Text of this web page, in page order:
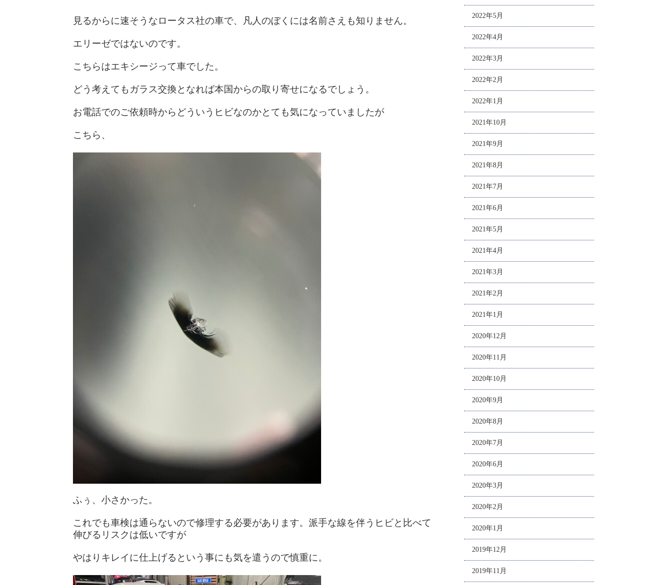
見るからに速そうなロータス社の車で、凡人のぼくには名前さえも知りません。
エリーゼではないのです。
こちらはエキシージって車でした。
どう考えてもガラス交換となれば本国からの取り寄せになるでしょう。
お電話でのご依頼時からどういうヒビなのかとても気になっていましたが
こちら、
ふぅ、小さかった。
これでも車検は通らないので修理する必要があります。派手な線を伴うヒビと比べて
伸びるリスクは低いですが
やはりキレイに仕上げるという事にも気を遣うので慎重に。
2022年5月
2022年4月
2022年3月
2022年2月
2022年1月
2021年10月
2021年9月
2021年8月
2021年7月
2021年6月
2021年5月
2021年4月
2021年3月
2021年2月
2021年1月
2020年12月
2020年11月
2020年10月
2020年9月
2020年8月
2020年7月
2020年6月
2020年3月
2020年2月
2020年1月
2019年12月
2019年11月